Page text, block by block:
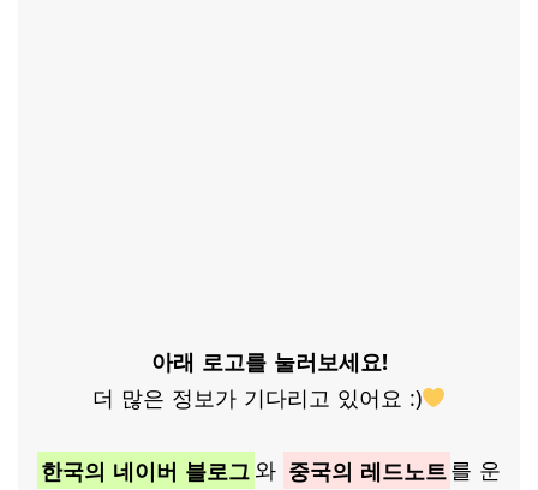
아래 로고를 눌러보세요!
더 많은 정보가 기다리고 있어요 :)
한국의 네이버 블로그 와 중국의 레드노트를 운